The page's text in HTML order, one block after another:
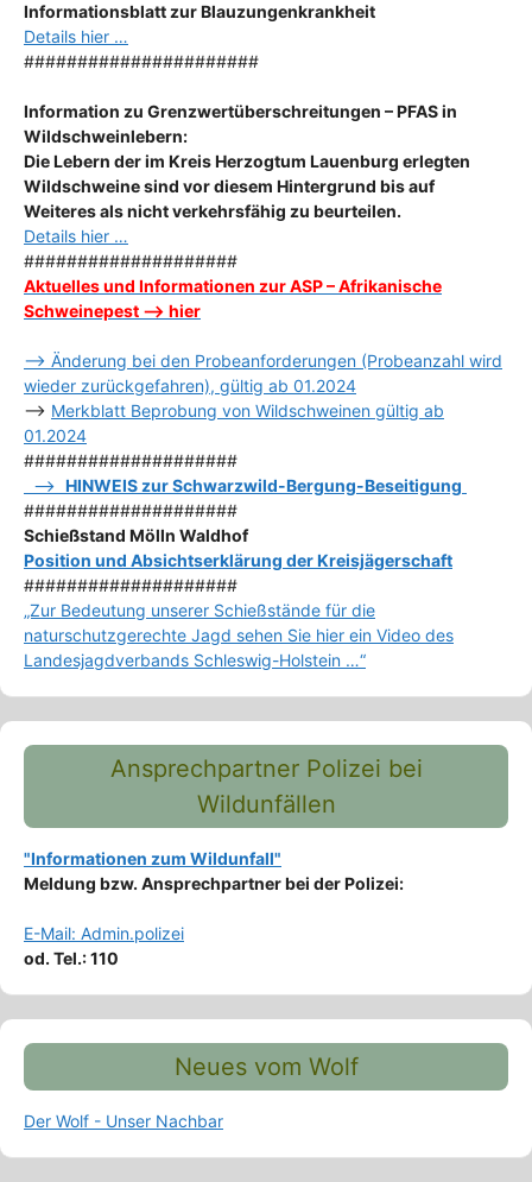
Informationsblatt zur Blauzungenkrankheit
Details hier …
######################
Information zu Grenzwertüberschreitungen – PFAS in
Wildschweinlebern:
Die Lebern der im Kreis Herzogtum Lauenburg erlegten
Wildschweine sind vor diesem Hintergrund bis auf
Weiteres als nicht verkehrsfähig zu beurteilen.
Details hier …
####################
Aktuelles und Informationen zur ASP – Afrikanische
Schweinepest –> hier
–> Änderung bei den Probeanforderungen (Probeanzahl wird
wieder zurückgefahren), gültig ab 01.2024
–> Merkblatt Beprobung von Wildschweinen gültig ab
01.2024
####################
–> HINWEIS zur Schwarzwild-Bergung-Beseitigung
####################
Schießstand Mölln Waldhof
Position und Absichtserklärung der Kreisjägerschaft
####################
„Zur Bedeutung unserer Schießstände für die
naturschutzgerechte Jagd sehen Sie hier ein Video des
Landesjagdverbands Schleswig-Holstein …“
Ansprechpartner Polizei bei
Wildunfällen
"Informationen zum Wildunfall"
Meldung bzw. Ansprechpartner bei der Polizei:
E-Mail: Admin.polizei
od. Tel.: 110
Neues vom Wolf
Der Wolf - Unser Nachbar